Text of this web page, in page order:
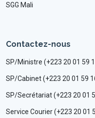
SGG Mali
Contactez-nous
SP/Ministre (+223 20 01 59
SP/Cabinet (+223 20 01 59
SP/Secrétariat (+223 20 01
Service Courier (+223 20 01